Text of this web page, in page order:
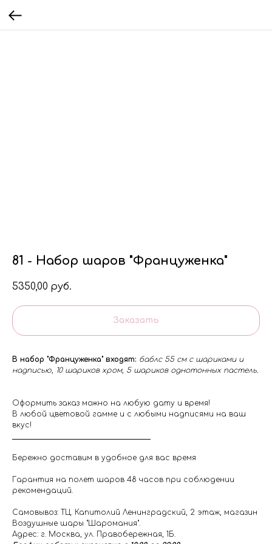
81 - Набор шаров "Француженка"
5350,00 руб.
Заказать
В набор "Француженка" входят: баблс 55 см с шариками и
надписью, 10 шариков хром, 5 шариков однотонных пастель.
Оформить заказ можно на любую дату и время!
В любой цветовой гамме и с любыми надписями на ваш
вкус!
Бережно доставим в удобное для вас время
Гарантия на полет шаров 48 часов при соблюдении
рекомендаций.
Самовывоз: ТЦ. Капитолий Ленинградский, 2 этаж, магазин
Воздушные шары "Шаромания".
Адрес: г. Москва, ул. Правобережная, 1Б.